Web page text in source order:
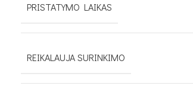
PRISTATYMO LAIKAS
REIKALAUJA SURINKIMO